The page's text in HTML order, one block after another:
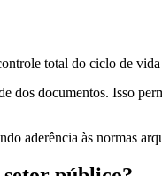
total do ciclo de
documentos. Isso
aderência às normas